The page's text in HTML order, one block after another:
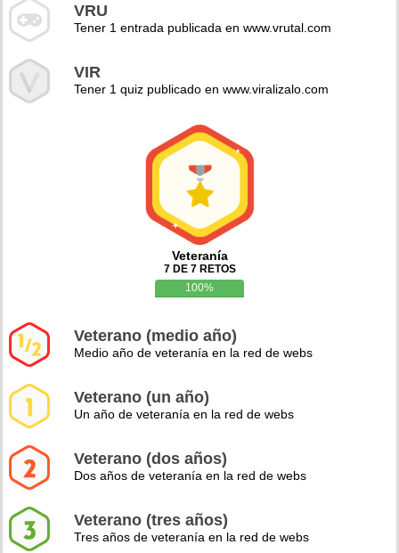
VRU
Tener 1 entrada publicada en www.vrutal.com
VIR
Tener 1 quiz publicado en www.viralizalo.com
Veteranía
7 DE 7 RETOS
100%
Veterano (medio año)
Medio año de veteranía en la red de webs
Veterano (un año)
Un año de veteranía en la red de webs
Veterano (dos años)
Dos años de veteranía en la red de webs
Veterano (tres años)
Tres años de veteranía en la red de webs